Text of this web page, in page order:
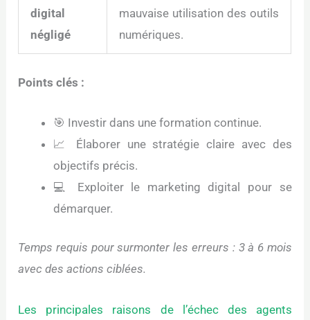
digital
négligé
mauvaise utilisation des outils
numériques.
Points clés :
🎯 Investir dans une formation continue.
📈 Élaborer une stratégie claire avec des
objectifs précis.
💻 Exploiter le marketing digital pour se
démarquer.
Temps requis pour surmonter les erreurs : 3 à 6 mois
avec des actions ciblées.
Les principales raisons de l’échec des agents